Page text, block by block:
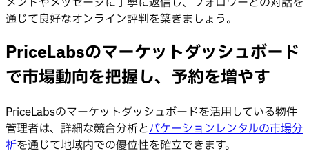
通じて良好なオンライン評判を築きましょう。
PriceLabsのマーケットダッシュボード
で市場動向を把握し、予約を増やす
PriceLabsのマーケットダッシュボードを活用している物件
管理者は、詳細な競合分析とバケーションレンタルの市場分
析を通じて地域内での優位性を確立できます。